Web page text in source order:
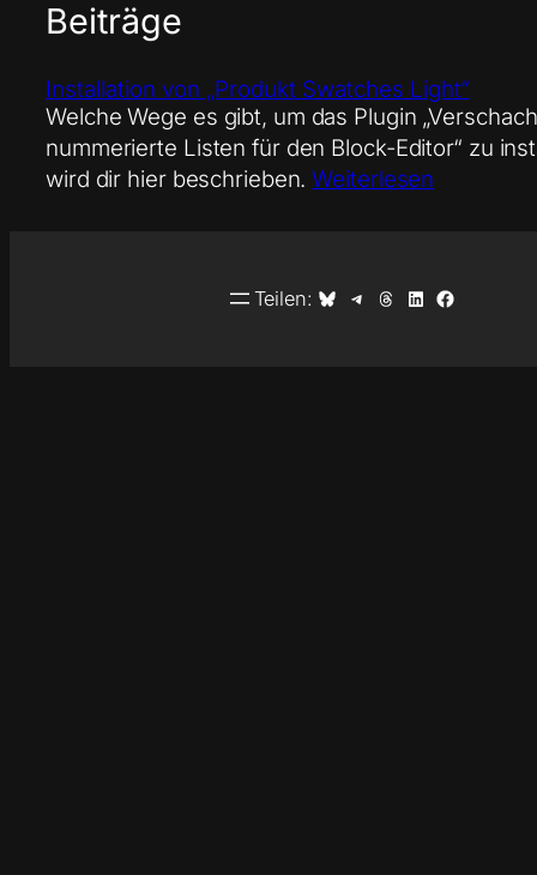
Beiträge
Installation von „Produkt Swatches Light“
Welche Wege es gibt, um das Plugin
nummerierte Listen für den Block-Editor“ zu
wird dir hier beschrieben.Weiterlesen
Teilen: Auf Bluesky teilenAuf Telegram teilenAuf Threads teilenAuf LinkedIn teilenAuf Facebook teilen